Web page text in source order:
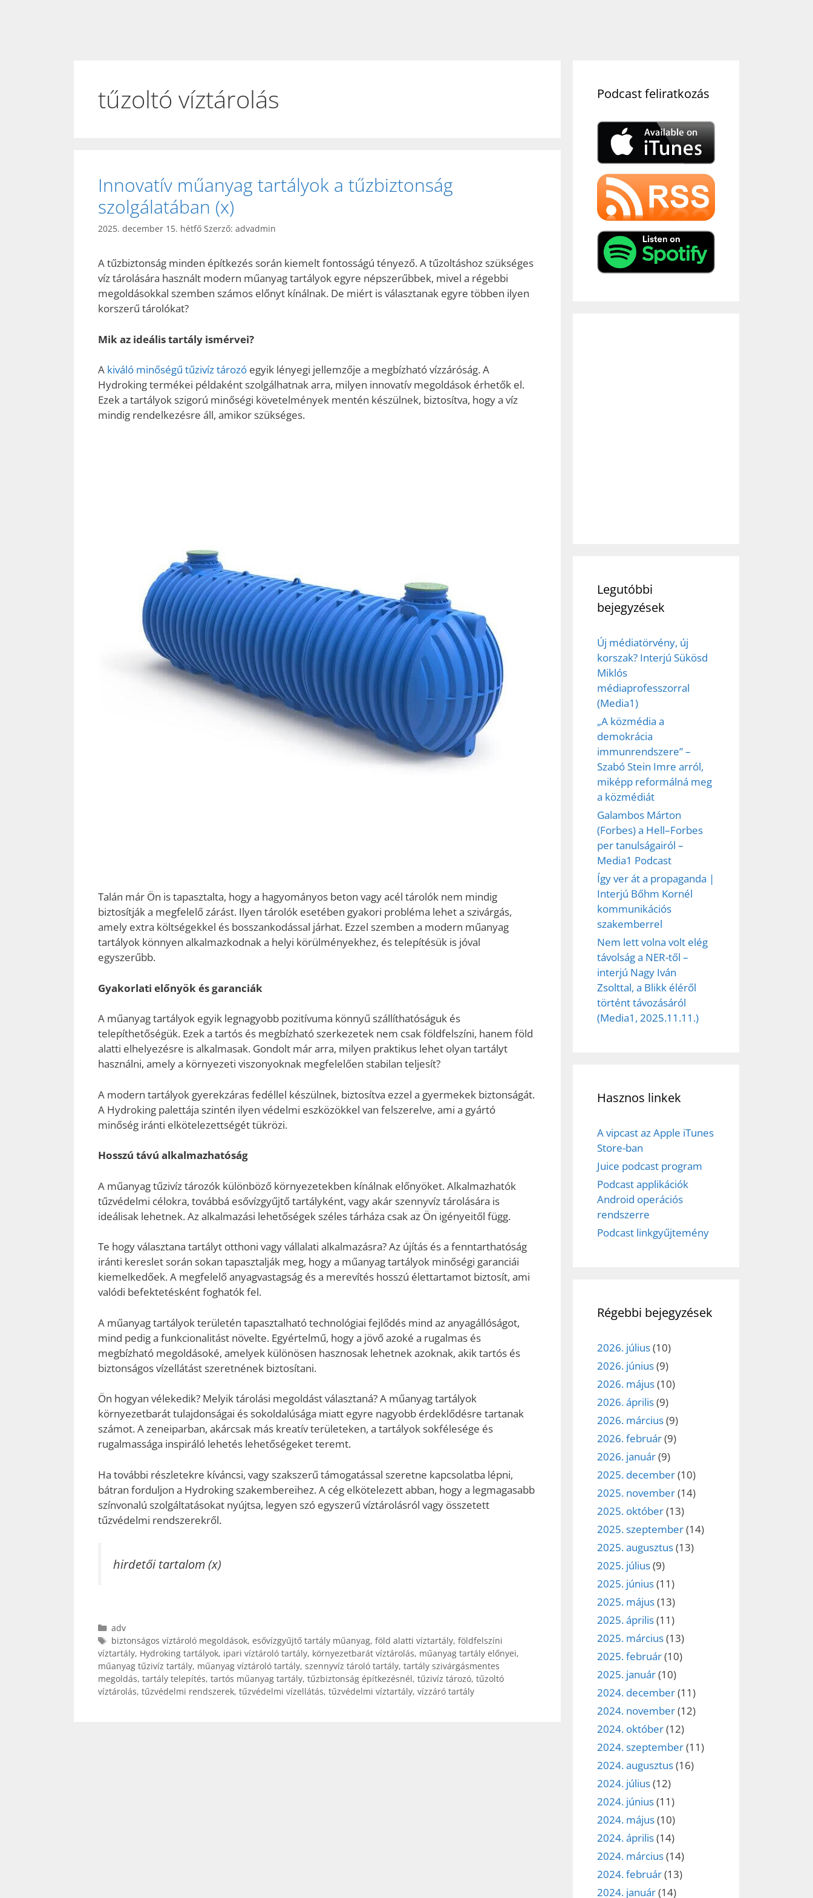
tűzoltó víztárolás
Innovatív műanyag tartályok a tűzbiztonság
szolgálatában (x)
2025. december 15. hétfő Szerző: advadmin
A tűzbiztonság minden építkezés során kiemelt fontosságú tényező. A tűzoltáshoz szükséges
víz tárolására használt modern műanyag tartályok egyre népszerűbbek, mivel a régebbi
megoldásokkal szemben számos előnyt kínálnak. De miért is választanak egyre többen ilyen
korszerű tárolókat?
Mik az ideális tartály ismérvei?
A kiváló minőségű tűzivíz tározó egyik lényegi jellemzője a megbízható vízzáróság. A
Hydroking termékei példaként szolgálhatnak arra, milyen innovatív megoldások érhetők el.
Ezek a tartályok szigorú minőségi követelmények mentén készülnek, biztosítva, hogy a víz
mindig rendelkezésre áll, amikor szükséges.
Talán már Ön is tapasztalta, hogy a hagyományos beton vagy acél tárolók nem mindig
biztosítják a megfelelő zárást. Ilyen tárolók esetében gyakori probléma lehet a szivárgás,
amely extra költségekkel és bosszankodással járhat. Ezzel szemben a modern műanyag
tartályok könnyen alkalmazkodnak a helyi körülményekhez, és telepítésük is jóval
egyszerűbb.
Gyakorlati előnyök és garanciák
A műanyag tartályok egyik legnagyobb pozitívuma könnyű szállíthatóságuk és
telepíthetőségük. Ezek a tartós és megbízható szerkezetek nem csak földfelszíni, hanem föld
alatti elhelyezésre is alkalmasak. Gondolt már arra, milyen praktikus lehet olyan tartályt
használni, amely a környezeti viszonyoknak megfelelően stabilan teljesít?
A modern tartályok gyerekzáras fedéllel készülnek, biztosítva ezzel a gyermekek biztonságát.
A Hydroking palettája szintén ilyen védelmi eszközökkel van felszerelve, ami a gyártó
minőség iránti elkötelezettségét tükrözi.
Hosszú távú alkalmazhatóság
A műanyag tűzivíz tározók különböző környezetekben kínálnak előnyöket. Alkalmazhatók
tűzvédelmi célokra, továbbá esővízgyűjtő tartályként, vagy akár szennyvíz tárolására is
ideálisak lehetnek. Az alkalmazási lehetőségek széles tárháza csak az Ön igényeitől függ.
Te hogy választana tartályt otthoni vagy vállalati alkalmazásra? Az újítás és a fenntarthatóság
iránti kereslet során sokan tapasztalják meg, hogy a műanyag tartályok minőségi garanciái
kiemelkedőek. A megfelelő anyagvastagság és a merevítés hosszú élettartamot biztosít, ami
valódi befektetésként foghatók fel.
A műanyag tartályok területén tapasztalható technológiai fejlődés mind az anyagállóságot,
mind pedig a funkcionalitást növelte. Egyértelmű, hogy a jövő azoké a rugalmas és
megbízható megoldásoké, amelyek különösen hasznosak lehetnek azoknak, akik tartós és
biztonságos vízellátást szeretnének biztosítani.
Ön hogyan vélekedik? Melyik tárolási megoldást választaná? A műanyag tartályok
környezetbarát tulajdonságai és sokoldalúsága miatt egyre nagyobb érdeklődésre tartanak
számot. A zeneiparban, akárcsak más kreatív területeken, a tartályok sokfélesége és
rugalmassága inspiráló lehetés lehetőségeket teremt.
Ha további részletekre kíváncsi, vagy szakszerű támogatással szeretne kapcsolatba lépni,
bátran forduljon a Hydroking szakembereihez. A cég elkötelezett abban, hogy a legmagasabb
színvonalú szolgáltatásokat nyújtsa, legyen szó egyszerű víztárolásról vagy összetett
tűzvédelmi rendszerekről.
hirdetői tartalom (x)
Kategória
adv
Címkék
biztonságos víztároló megoldások, esővízgyűjtő tartály műanyag, föld alatti víztartály, földfelszíni
víztartály, Hydroking tartályok, ipari víztároló tartály, környezetbarát víztárolás, műanyag tartály előnyei,
műanyag tűzivíz tartály, műanyag víztároló tartály, szennyvíz tároló tartály, tartály szivárgásmentes
megoldás, tartály telepítés, tartós műanyag tartály, tűzbiztonság építkezésnél, tűzivíz tározó, tűzoltó
víztárolás, tűzvédelmi rendszerek, tűzvédelmi vízellátás, tűzvédelmi víztartály, vízzáró tartály
Podcast feliratkozás
Legutóbbi
bejegyzések
Új médiatörvény, új
korszak? Interjú Sükösd
Miklós
médiaprofesszorral
(Media1)
„A közmédia a
demokrácia
immunrendszere” –
Szabó Stein Imre arról,
miképp reformálná meg
a közmédiát
Galambos Márton
(Forbes) a Hell–Forbes
per tanulságairól –
Media1 Podcast
Így ver át a propaganda |
Interjú Bőhm Kornél
kommunikációs
szakemberrel
Nem lett volna volt elég
távolság a NER-től –
interjú Nagy Iván
Zsolttal, a Blikk éléről
történt távozásáról
(Media1, 2025.11.11.)
Hasznos linkek
A vipcast az Apple iTunes
Store-ban
Juice podcast program
Podcast applikációk
Android operációs
rendszerre
Podcast linkgyűjtemény
Régebbi bejegyzések
2026. július(10)
2026. június(9)
2026. május(10)
2026. április(9)
2026. március(9)
2026. február(9)
2026. január(9)
2025. december(10)
2025. november(14)
2025. október(13)
2025. szeptember(14)
2025. augusztus(13)
2025. július(9)
2025. június(11)
2025. május(13)
2025. április(11)
2025. március(13)
2025. február(10)
2025. január(10)
2024. december(11)
2024. november(12)
2024. október(12)
2024. szeptember(11)
2024. augusztus(16)
2024. július(12)
2024. június(11)
2024. május(10)
2024. április(14)
2024. március(14)
2024. február(13)
2024. január(14)